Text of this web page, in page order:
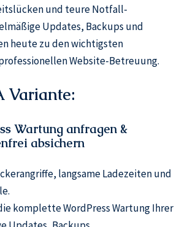
und teure Notfall-
Updates, Backups und
heute zu den wichtigsten
Website-Betreuung.
Variante:
Wartung anfragen &
absichern
langsame Ladezeiten und
komplette WordPress Wartung Ihrer